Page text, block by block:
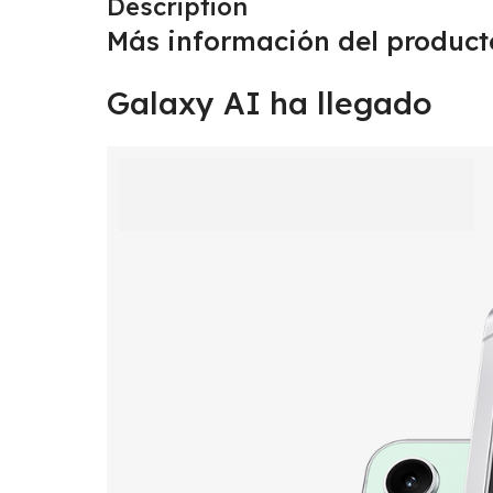
Description
Más información del
Galaxy AI ha llegado